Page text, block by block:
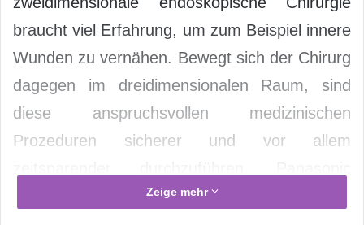
braucht viel Erfahrung, um zum Beispiel innere
Wunden zu vernähen. Bewegt sich der Chirurg
dagegen im dreidimensionalen Raum, sind
diese anspruchsvollen medizinischen
Prozeduren sicherer und vor allem
Healthcare bringt mit dem Modell EJ-
Zeige mehr